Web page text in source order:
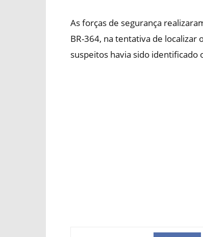
As forças de segurança
BR-364, na tentativa de
suspeitos havia sido identificado